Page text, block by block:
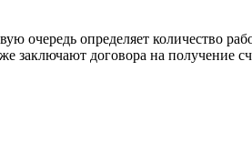
очередь определяет количество
заключают договора на получение